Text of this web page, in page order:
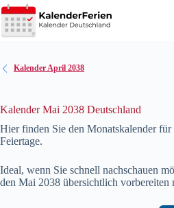
Zum
Inhalt
springen
Kalender April 2038
Kalender Mai 2038 Deutschland
Hier finden Sie den Monatskalender für
Feiertage.
Ideal, wenn Sie schnell nachschauen
den Mai 2038 übersichtlich vorbereiten